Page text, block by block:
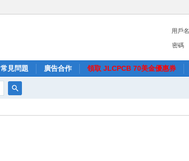
用戶名
密碼
常見問題 廣告合作 領取 JLCPCB 70美金優惠券
尋